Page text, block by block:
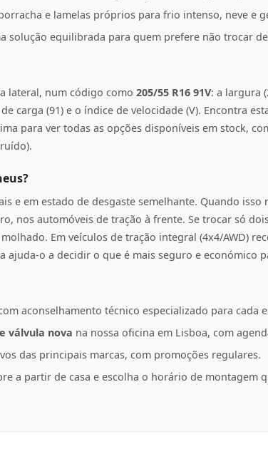
e lamelas próprios para frio intenso, neve e
solução equilibrada para quem prefere não trocar
lateral, num código como 205/55 R16 91V: a largura
carga (91) e o índice de velocidade (V). Encontra
para ver todas as opções disponíveis em stock,
e em estado de desgaste semelhante. Quando
nos automóveis de tração à frente. Se trocar só
Em veículos de tração integral (4x4/AWD)
ajuda-o a decidir o que é mais seguro e económico
aconselhamento técnico especializado para cada
válvula nova na nossa oficina em Lisboa, com
das principais marcas, com promoções regulares.
a partir de casa e escolha o horário de montagem